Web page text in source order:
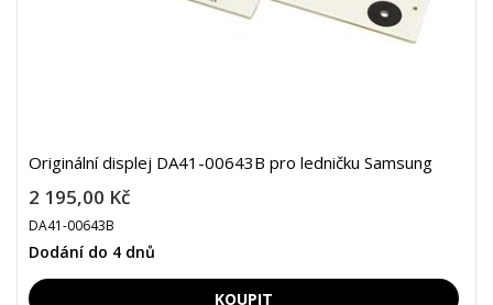
Originální displej DA41-00643B pro ledničku Samsung
2 195,00 Kč
DA41-00643B
Dodání do 4 dnů